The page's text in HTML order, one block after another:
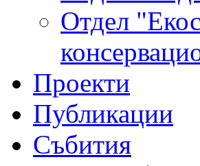
Отдел
Проекти
Публикации
Събития